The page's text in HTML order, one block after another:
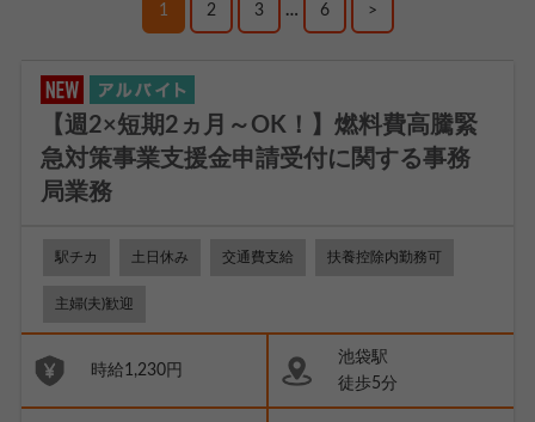
1 2 3 … 6 >
【週2×短期2ヵ月～OK！】燃料費高騰緊
急対策事業支援金申請受付に関する事務
局業務
駅チカ 土日休み 交通費支給 扶養控除内勤務可
主婦(夫)歓迎
時給1,230円
池袋駅
徒歩5分